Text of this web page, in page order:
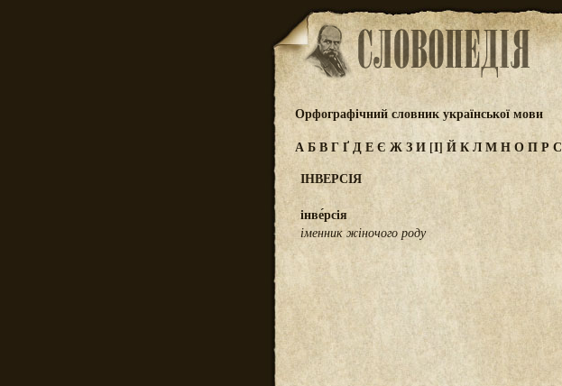
Орфографічний словник української мови
АБВГҐДЕЄ ЖЗИ [І] ЙКЛМНОПРС
ІНВЕРСІЯ
інве́рсія
іменник жіночого роду